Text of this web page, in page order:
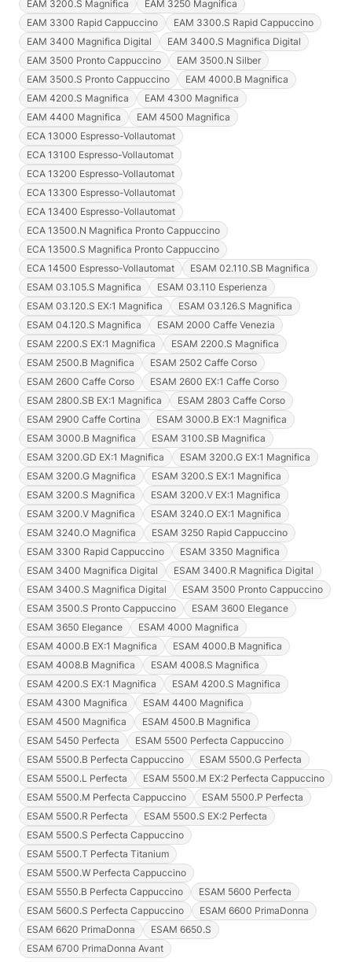
EAM 3200.S Magnifica
EAM 3250 Magnifica
EAM 3300 Rapid Cappuccino
EAM 3300.S Rapid Cappuccino
EAM 3400 Magnifica Digital
EAM 3400.S Magnifica Digital
EAM 3500 Pronto Cappuccino
EAM 3500.N Silber
EAM 3500.S Pronto Cappuccino
EAM 4000.B Magnifica
EAM 4200.S Magnifica
EAM 4300 Magnifica
EAM 4400 Magnifica
EAM 4500 Magnifica
ECA 13000 Espresso-Vollautomat
ECA 13100 Espresso-Vollautomat
ECA 13200 Espresso-Vollautomat
ECA 13300 Espresso-Vollautomat
ECA 13400 Espresso-Vollautomat
ECA 13500.N Magnifica Pronto Cappuccino
ECA 13500.S Magnifica Pronto Cappuccino
ECA 14500 Espresso-Vollautomat
ESAM 02.110.SB Magnifica
ESAM 03.105.S Magnifica
ESAM 03.110 Esperienza
ESAM 03.120.S EX:1 Magnifica
ESAM 03.126.S Magnifica
ESAM 04.120.S Magnifica
ESAM 2000 Caffe Venezia
ESAM 2200.S EX:1 Magnifica
ESAM 2200.S Magnifica
ESAM 2500.B Magnifica
ESAM 2502 Caffe Corso
ESAM 2600 Caffe Corso
ESAM 2600 EX:1 Caffe Corso
ESAM 2800.SB EX:1 Magnifica
ESAM 2803 Caffe Corso
ESAM 2900 Caffe Cortina
ESAM 3000.B EX:1 Magnifica
ESAM 3000.B Magnifica
ESAM 3100.SB Magnifica
ESAM 3200.GD EX:1 Magnifica
ESAM 3200.G EX:1 Magnifica
ESAM 3200.G Magnifica
ESAM 3200.S EX:1 Magnifica
ESAM 3200.S Magnifica
ESAM 3200.V EX:1 Magnifica
ESAM 3200.V Magnifica
ESAM 3240.O EX:1 Magnifica
ESAM 3240.O Magnifica
ESAM 3250 Rapid Cappuccino
ESAM 3300 Rapid Cappuccino
ESAM 3350 Magnifica
ESAM 3400 Magnifica Digital
ESAM 3400.R Magnifica Digital
ESAM 3400.S Magnifica Digital
ESAM 3500 Pronto Cappuccino
ESAM 3500.S Pronto Cappuccino
ESAM 3600 Elegance
ESAM 3650 Elegance
ESAM 4000 Magnifica
ESAM 4000.B EX:1 Magnifica
ESAM 4000.B Magnifica
ESAM 4008.B Magnifica
ESAM 4008.S Magnifica
ESAM 4200.S EX:1 Magnifica
ESAM 4200.S Magnifica
ESAM 4300 Magnifica
ESAM 4400 Magnifica
ESAM 4500 Magnifica
ESAM 4500.B Magnifica
ESAM 5450 Perfecta
ESAM 5500 Perfecta Cappuccino
ESAM 5500.B Perfecta Cappuccino
ESAM 5500.G Perfecta
ESAM 5500.L Perfecta
ESAM 5500.M EX:2 Perfecta Cappuccino
ESAM 5500.M Perfecta Cappuccino
ESAM 5500.P Perfecta
ESAM 5500.R Perfecta
ESAM 5500.S EX:2 Perfecta
ESAM 5500.S Perfecta Cappuccino
ESAM 5500.T Perfecta Titanium
ESAM 5500.W Perfecta Cappuccino
ESAM 5550.B Perfecta Cappuccino
ESAM 5600 Perfecta
ESAM 5600.S Perfecta Cappuccino
ESAM 6600 PrimaDonna
ESAM 6620 PrimaDonna
ESAM 6650.S
ESAM 6700 PrimaDonna Avant